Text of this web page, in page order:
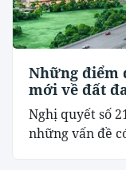
Những điểm
mới về đất
Nghị quyết số
những vấn đề